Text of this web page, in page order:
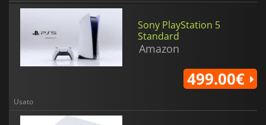
Sony PlayStation 5
Standard
Amazon
Usato
499.00€